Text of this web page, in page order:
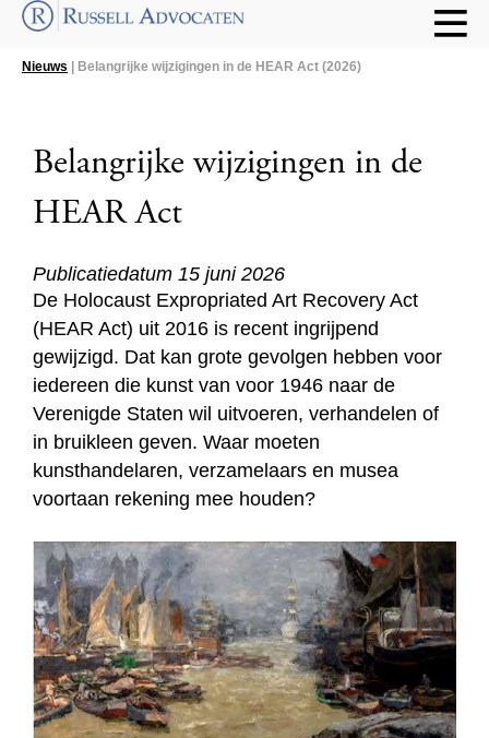
Nieuws | Belangrijke wijzigingen in de HEAR Act (2026)
Belangrijke wijzigingen in de
HEAR Act
Publicatiedatum 15 juni 2026
De Holocaust Expropriated Art Recovery Act
(HEAR Act) uit 2016 is recent ingrijpend
gewijzigd. Dat kan grote gevolgen hebben voor
iedereen die kunst van voor 1946 naar de
Verenigde Staten wil uitvoeren, verhandelen of
in bruikleen geven. Waar moeten
kunsthandelaren, verzamelaars en musea
voortaan rekening mee houden?